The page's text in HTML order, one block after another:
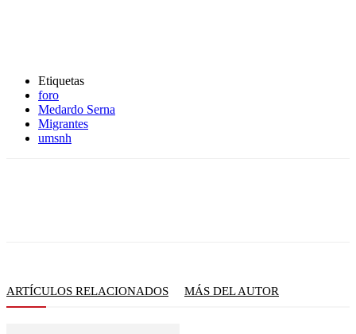
Etiquetas
foro
Medardo Serna
Migrantes
umsnh
ARTÍCULOS RELACIONADOS MÁS DEL AUTOR